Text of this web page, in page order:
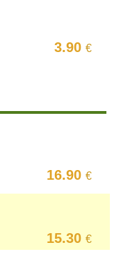
3.90€
16.90€
15.30€